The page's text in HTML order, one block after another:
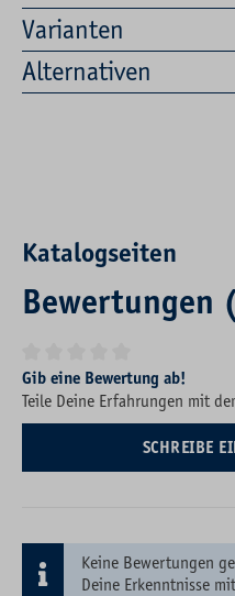
Varianten
Alternativen
Katalogseiten
Bewertungen
Durchschnittliche Bewertung von
Gib eine Bewertung ab!
Teile Deine Erfahrungen mit
SCHREIBE
Keine Bewertungen
Deine Erkenntnisse